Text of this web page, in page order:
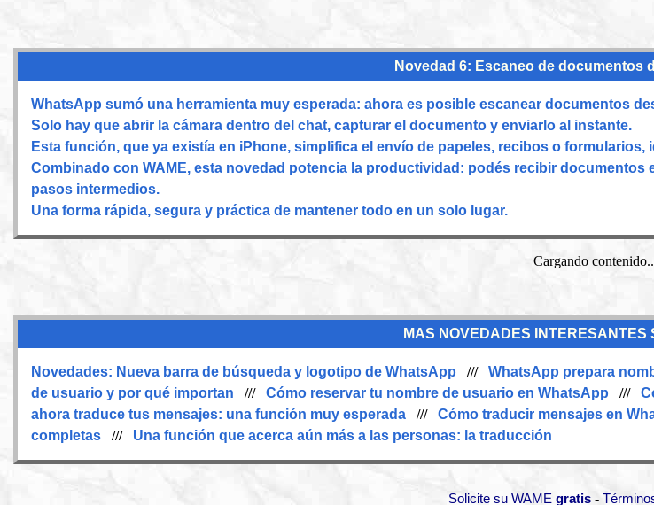
Novedad 6: Escaneo de documentos
WhatsApp sumó una herramienta muy esperada: ahora es posible escanear documentos
Solo hay que abrir la cámara dentro del chat, capturar el documento y enviarlo al instante.
Esta función, que ya existía en iPhone, simplifica el envío de papeles, recibos o
Combinado con WAME, esta novedad potencia la productividad: podés recibir
pasos intermedios.
Una forma rápida, segura y práctica de mantener todo en un solo lugar.
Cargando
MAS NOVEDADES INTERESANTES
Novedades: Nueva barra de búsqueda y logotipo de WhatsApp /// WhatsApp prepara
de usuario y por qué importan /// Cómo reservar tu nombre de usuario en WhatsApp ///
ahora traduce tus mensajes: una función muy esperada /// Cómo traducir mensajes en
completas /// Una función que acerca aún más a las personas: la traducción
Solicite su WAME gratis-